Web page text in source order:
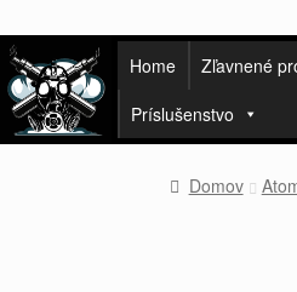
Home Zľavnené
Príslušenstvo
Domov